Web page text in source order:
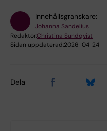
Innehållsgranskare:
Johanna Sandelius
Redaktör:Christina Sundqvist
Sidan uppdaterad:2026-04-24
Dela